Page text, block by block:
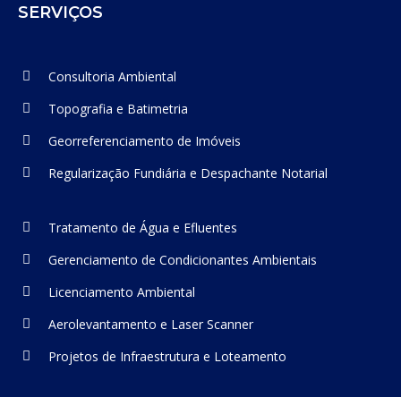
SERVIÇOS
Consultoria Ambiental
Topografia e Batimetria
Georreferenciamento de Imóveis
Regularização Fundiária e Despachante Notarial
Tratamento de Água e Efluentes
Gerenciamento de Condicionantes Ambientais
Licenciamento Ambiental
Aerolevantamento e Laser Scanner
Projetos de Infraestrutura e Loteamento